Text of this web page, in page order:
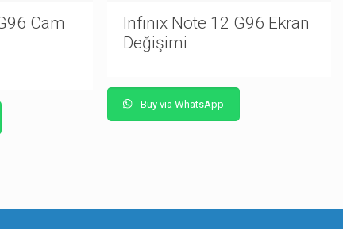
Cam
Infinix Note 12 G96 Ekran
Değişimi
Buy via WhatsApp